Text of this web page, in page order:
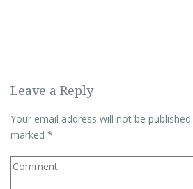
Leave a Reply
Your email address will not be published.
marked *